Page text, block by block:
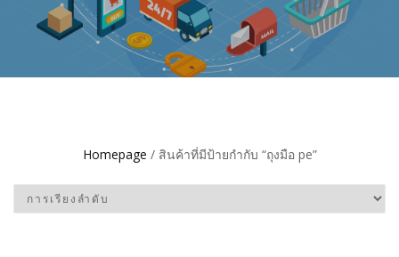
Homepage / สินค้าที่มีป้ายกำกับ “ถุงมือ pe”